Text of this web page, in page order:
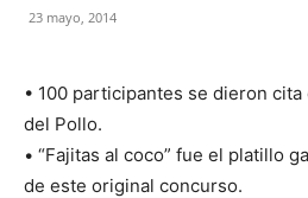
23 mayo, 2014
• 100 participantes se dieron
del Pollo.
• “Fajitas al coco” fue el platillo
de este original concurso.